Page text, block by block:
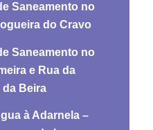
Saneamento no
do Cravo
Saneamento no
e Rua da
da Beira
à Adarnela –